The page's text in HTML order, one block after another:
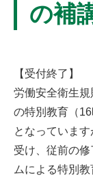
の補
【受付終了】
労働安全衛生
の特別教育（
となっていま
受け、従前の
ムによる特別